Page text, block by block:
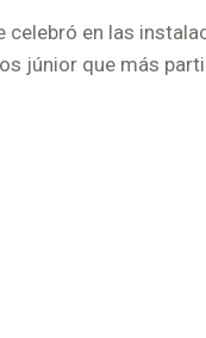
en las
júnior que más